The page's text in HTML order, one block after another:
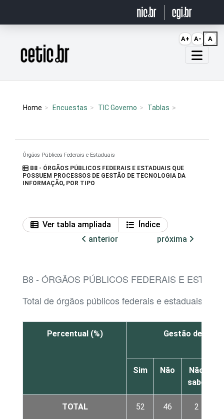
Página inicial
Home Encuestas TIC Governo Tablas
Órgãos Públicos Federais e Estaduais
B8 - ÓRGÃOS PÚBLICOS FEDERAIS E ESTADUAIS QUE
POSSUEM PROCESSOS DE GESTÃO DE TECNOLOGIA DA
INFORMAÇÃO, POR TIPO
Ver tabla ampliada
Índice
anterior
próxima
B8 - ÓRGÃOS PÚBLICOS FEDERAIS E
Total de órgãos públicos federais e estaduais
Percentual (%) Gestão de
Sim Não
Não
sabe
TOTAL 52 46 2
A+ A- A